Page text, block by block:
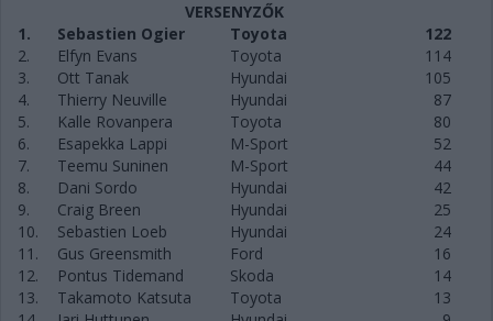
VERSENYZŐK
1.
Sebastien Ogier Toyota
122
2.
Elfyn Evans Toyota
114
3.
Ott Tanak Hyundai
105
4.
Thierry Neuville Hyundai
87
5.
Kalle Rovanpera Toyota
80
6.
Esapekka Lappi M-Sport
52
7.
Teemu Suninen M-Sport
44
8.
Dani Sordo Hyundai
42
9.
Craig Breen Hyundai
25
10.
Sebastien Loeb Hyundai
24
11.
Gus Greensmith Ford
16
12.
Pontus Tidemand Skoda
14
13.
Takamoto Katsuta Toyota
13